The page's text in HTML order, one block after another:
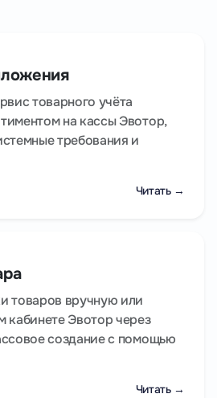
товарного учёта
на кассы Эвотор,
требования и
Читать →
товаров вручную или
кабинете Эвотор через
создание с помощью
Читать →